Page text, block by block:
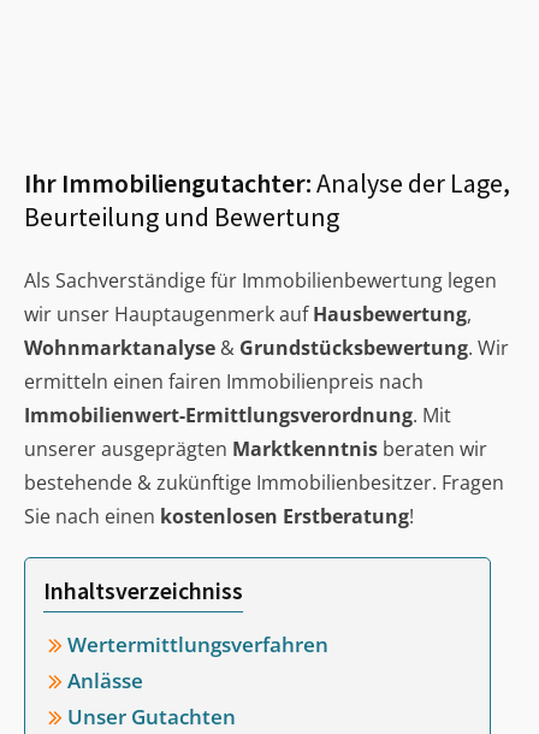
Ihr Immobiliengutachter:Analyse der Lage,
Beurteilung und Bewertung
Als Sachverständige für Immobilienbewertung legen
wir unser Hauptaugenmerk aufHausbewertung,
Wohnmarktanalyse & Grundstücksbewertung. Wir
ermitteln einen fairen Immobilienpreis nach
Immobilienwert-Ermittlungsverordnung. Mit
unserer ausgeprägten Marktkenntnis beraten wir
bestehende & zukünftige Immobilienbesitzer. Fragen
Sie nach einen kostenlosen Erstberatung!
Inhaltsverzeichniss
Wertermittlungsverfahren
Anlässe
Unser Gutachten